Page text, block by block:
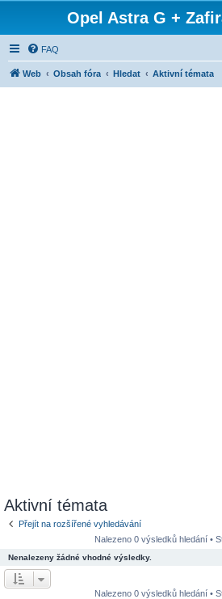
Opel Astra G +
FAQ
Web Obsah fóra Hledat Aktivní témata
Aktivní témata
Přejít na rozšířené vyhledávání
Nalezeno 0 výsledků hledání •
Nenalezeny žádné vhodné výsledky.
Nalezeno 0 výsledků hledání •